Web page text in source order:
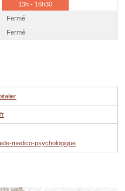
13h - 16h30
Fermé
Fermé
medico-psychologique